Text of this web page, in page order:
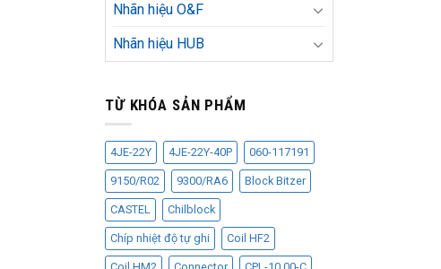
Nhãn hiệu O&F
Nhãn hiệu HUB
TỪ KHÓA SẢN PHẨM
4JE-22Y 4JE-22Y-40P 060-117191
9150/R02 9300/RA6 Block Bitzer
CASTEL Chilblock
Chíp nhiệt độ tự ghi Coil HF2